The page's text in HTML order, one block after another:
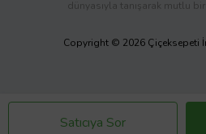
Satıcıya Sor
dünyasıyla tanışarak mutlu
Copyright © 2026 Çiçeksepeti